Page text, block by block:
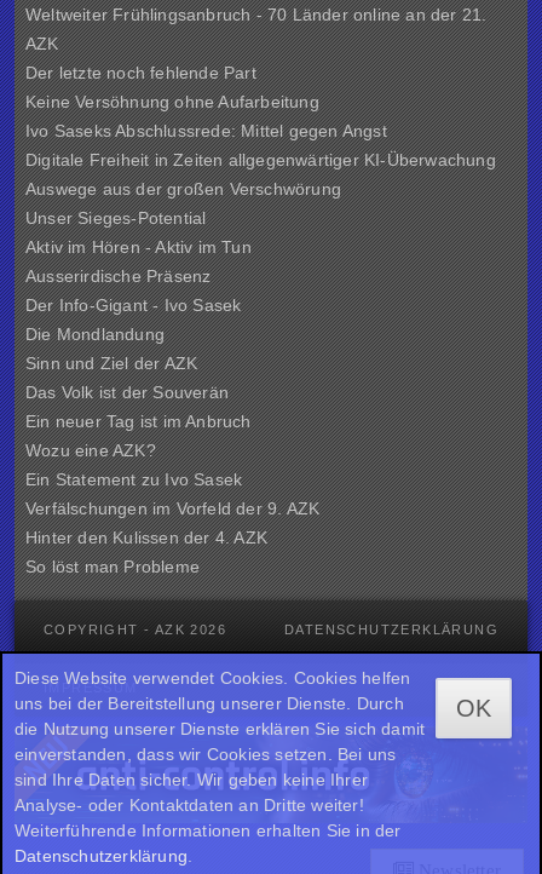
Weltweiter Frühlingsanbruch - 70 Länder online an der 21.
AZK
Der letzte noch fehlende Part
Keine Versöhnung ohne Aufarbeitung
Ivo Saseks Abschlussrede: Mittel gegen Angst
Digitale Freiheit in Zeiten allgegenwärtiger KI-Überwachung
Auswege aus der großen Verschwörung
Unser Sieges-Potential
Aktiv im Hören - Aktiv im Tun
Ausserirdische Präsenz
Der Info-Gigant - Ivo Sasek
Die Mondlandung
Sinn und Ziel derAZK
Das Volk ist der Souverän
Ein neuer Tag ist im Anbruch
Wozu eine AZK?
Ein Statement zu Ivo Sasek
Verfälschungen im Vorfeld der 9. AZK
Hinter den Kulissen der4. AZK
So löst man Probleme
COPYRIGHT - AZK 2026 DATENSCHUTZERKLÄRUNG
IMPRESSUM
Diese Website verwendet Cookies. Cookies helfen
uns bei der Bereitstellung unserer Dienste. Durch
die Nutzung unserer Dienste erklären Sie sich damit
einverstanden, dass wir Cookies setzen. Bei uns
sind Ihre Daten sicher. Wir geben keine Ihrer
Analyse- oder Kontaktdaten an Dritte weiter!
Weiterführende Informationen erhalten Sie in der
Datenschutzerklärung
OK